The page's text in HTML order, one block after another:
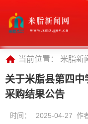
当前位置： 米脂新
关于米脂县第四
采购结果公告
时间： 2025-04-27 作